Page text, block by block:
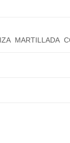
MARTILLADA